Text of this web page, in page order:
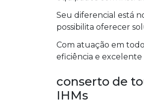
Seu diferencial está
possibilita oferecer
Com atuação em
eficiência e
conserto de
IHMs